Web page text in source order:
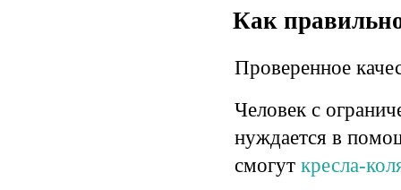
Как
Проверенное
Человек с
нуждается в
смогут кресла-